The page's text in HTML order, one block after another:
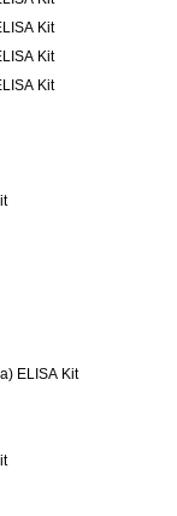
Kit
Kit
Kit
ELISA Kit